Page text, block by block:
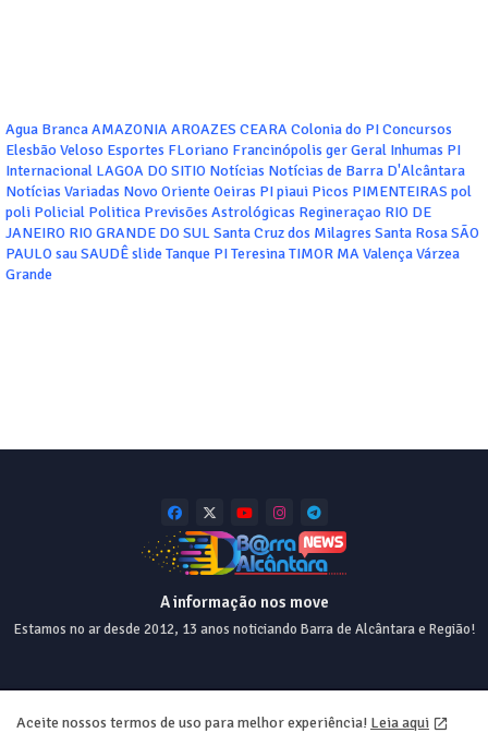
Agua BrancaAMAZONIAAROAZES CEARAColonia do PIConcursos
Elesbão Veloso Esportes FLoriano Francinópolis gerGeral Inhumas PI
Internacional LAGOA DO SITIO Notícias Notícias de Barra D'Alcântara
Notícias Variadas Novo Oriente Oeiras PIpiaui Picos PIMENTEIRAS pol
poli Policial Politica Previsões Astrológicas Regineraçao RIO DE
JANEIRO RIO GRANDE DO SUL Santa Cruz dos Milagres Santa RosaSÃO
PAULOsauSAUDÊslide Tanque PITeresinaTIMOR MAValençaVárzea
Grande
A informação nos move
Estamos no ar desde 2012, 13 anos noticiando Barra de Alcântara e Região!
Home About Contact us Privacy Policy
Aceite nossos termos de uso para melhor experiência! Leia aqui